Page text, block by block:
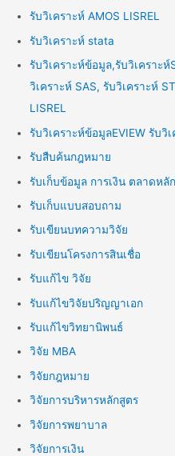
รับวิเคราะห์ AMOS LISREL
รับวิเคราะห์ stata
รับวิเคราะห์ข้อมูล,รับวิเคราะห์
วิเคราะห์ SAS, รับวิเคราะห์
LISREL
รับวิเคราะห์ข้อมูลEVIEW รับวิ
รับสืบค้นกฎหมาย
รับเก็บข้อมูล การเงิน ตลาดหลั
รับเก็บแบบสอบถาม
รับเขียนบทความวิจัย
รับเขียนโครงการสินเชื่อ
รับแก้ไข วิจัย
รับแก้ไขวิจัยปริญญาเอก
รับแก้ไขวิทยานิพนธ์
วิจัย MBA
วิจัยกฎหมาย
วิจัยการบริหารหลักสูตร
วิจัยการพยาบาล
วิจัยการเงิน